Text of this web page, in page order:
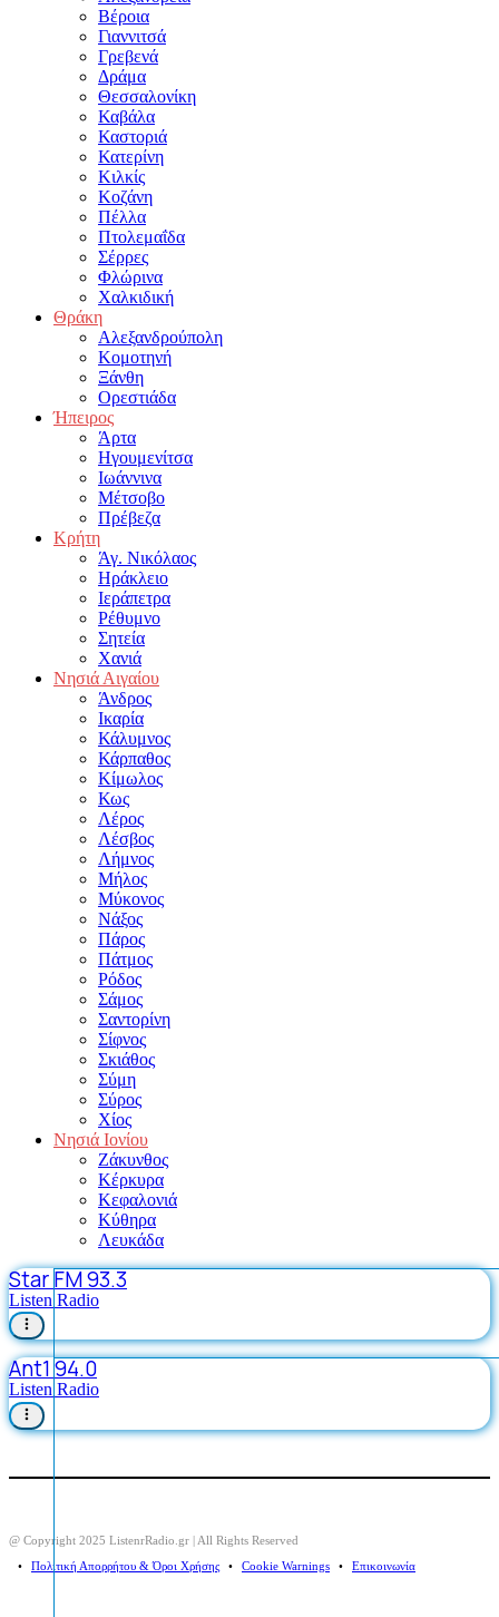
Βέροια
Γιαννιτσά
Γρεβενά
Δράμα
Θεσσαλονίκη
Καβάλα
Καστοριά
Κατερίνη
Κιλκίς
Κοζάνη
Πέλλα
Πτολεμαΐδα
Σέρρες
Φλώρινα
Χαλκιδική
Θράκη
Αλεξανδρούπολη
Κομοτηνή
Ξάνθη
Ορεστιάδα
Ήπειρος
Άρτα
Ηγουμενίτσα
Ιωάννινα
Μέτσοβο
Πρέβεζα
Κρήτη
Άγ. Νικόλαος
Ηράκλειο
Ιεράπετρα
Ρέθυμνο
Σητεία
Χανιά
Νησιά Αιγαίου
Άνδρος
Ικαρία
Κάλυμνος
Κάρπαθος
Κίμωλος
Κως
Λέρος
Λέσβος
Λήμνος
Μήλος
Μύκονος
Νάξος
Πάρος
Πάτμος
Ρόδος
Σάμος
Σαντορίνη
Σίφνος
Σκιάθος
Σύμη
Σύρος
Χίος
Νησιά Ιονίου
Ζάκυνθος
Κέρκυρα
Κεφαλονιά
Κύθηρα
Λευκάδα
Star FM 93.3
Listen Radio
Ant1 94.0
Listen Radio
@ Copyright 2025 ListenrRadio.gr | All Rights Reserved
⠀•⠀ Πολιτική Απορρήτου & Όροι Χρήσης ⠀•⠀ Cookie Warnings ⠀•⠀ Επικοινωνία